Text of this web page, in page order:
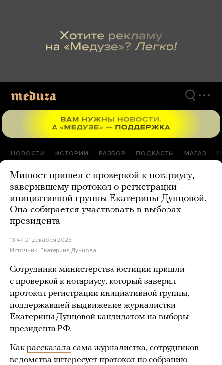
НОВОСТИ ИСТОРИИ РАЗБОР ПОДКАСТЫ МАГАЗ
Минюст пришел с проверкой к нотариусу,
заверившему протокол о регистрации
инициативной группы Екатерины Дунцовой.
Она собирается участвовать в выборах
президента
13:47, 21 декабря 2023
Источник: Екатерина Дунцова
Сотрудники министерства юстиции пришли
с проверкой к нотариусу, который заверил
протокол регистрации инициативной группы,
поддержавшей выдвижение журналистки
Екатерины Дунцовой кандидатом на выборы
президента РФ.
Как рассказала сама журналистка, сотрудников
ведомства интересует протокол по собранию